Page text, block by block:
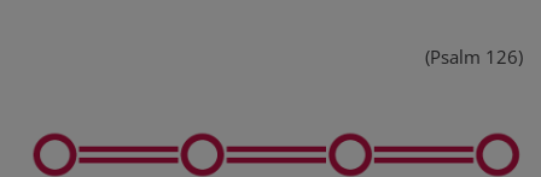
(Psalm 126)